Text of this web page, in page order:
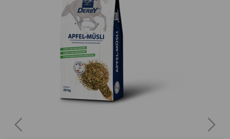
Previous Next